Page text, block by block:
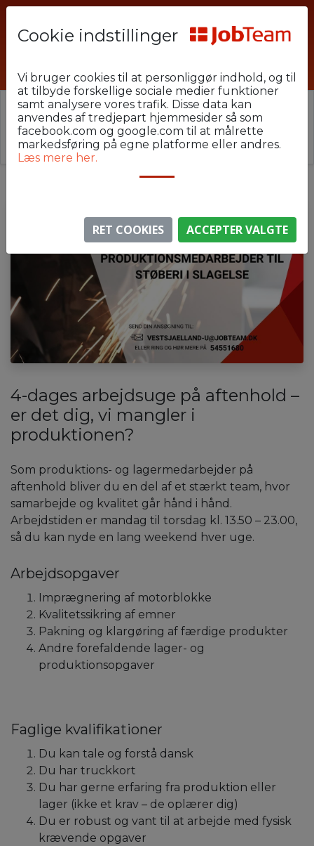
⚠️ Denne jobannonce er udløbet.
Stillingen er ikke længere aktiv, men du kan
lignende annoncer her.
4-dages arbejdsuge på aftenhold –
er det dig, vi mangler i
produktionen?
Som produktions- og lagermedarbejder på
aftenhold bliver du en del af et stærkt team, hvor
samarbejde og kvalitet går hånd i hånd.
Arbejdstiden er mandag til torsdag kl. 13.50 – 23.00,
så du kan nyde en lang weekend hver uge.
Arbejdsopgaver
Imprægnering af motorblokke
Kvalitetssikring af emner
Pakning og klargøring af færdige produkter
Andre forefaldende lager- og
produktionsopgaver
Faglige kvalifikationer
Du kan tale og forstå dansk
Du har truckkort
Du har gerne erfaring fra produktion eller
lager (ikke et krav – de oplærer dig)
Du er robust og vant til at arbejde med fysisk
krævende opgaver
Cookie indstillinger
Vi bruger cookies til at personliggør indhold, og til
at tilbyde forskellige sociale medier funktioner
samt analysere vores trafik. Disse data kan
anvendes af tredjepart hjemmesider så som
facebook.com og google.com til at målrette
markedsføring på egne platforme eller andres.
Læs mere her.
RET COOKIES ACCEPTER VALGTE